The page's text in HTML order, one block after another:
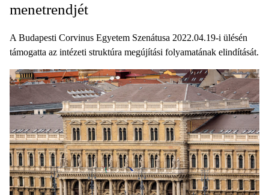
menetrendjét
A Budapesti Corvinus Egyetem Szenátusa 2022.04.19-i ülésén
támogatta az intézeti struktúra megújítási folyamatának elindítását.